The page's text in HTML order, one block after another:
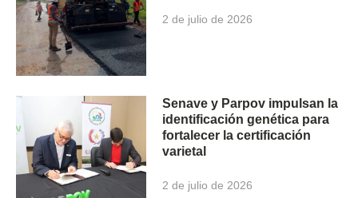
2 de julio de 2026
Senave y Parpov impulsan la
identificación genética para
fortalecer la certificación
varietal
2 de julio de 2026